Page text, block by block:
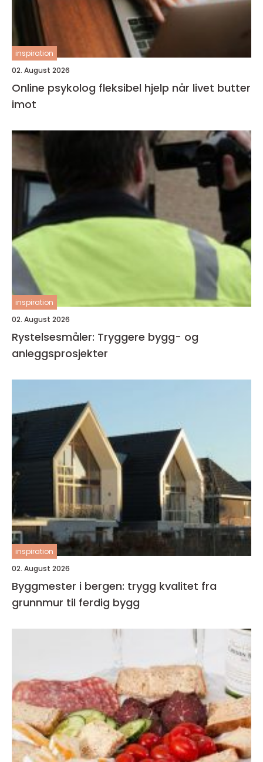
inspiration
02. August 2026
Online psykolog fleksibel hjelp når livet butter
imot
inspiration
02. August 2026
Rystelsesmåler: Tryggere bygg- og
anleggsprosjekter
inspiration
02. August 2026
Byggmester i bergen: trygg kvalitet fra
grunnmur til ferdig bygg